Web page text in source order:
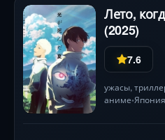
Лето,
(2025)
7.6
ужасы,
аниме•Япония